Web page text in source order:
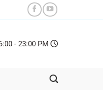
- 23:00 PM